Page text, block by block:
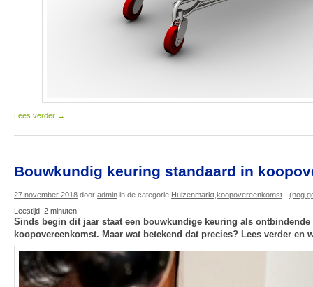
Lees verder →
Bouwkundig keuring standaard in
27 november 2018 door admin in de categorie Huizenmarkt koopovereenkomst - (nog
Leestijd: 2 minuten
Sinds begin dit jaar staat een bouwkundige keuring als ontbindende
koopovereenkomst. Maar wat betekend dat precies? Lees verder en